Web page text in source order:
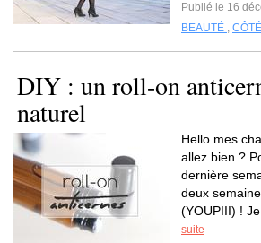
Publié le 16
BEAUTÉ ,
DIY : un roll-on
naturel
Hello mes
allez bien ?
dernière
deux
(YOUPIII) !
suite